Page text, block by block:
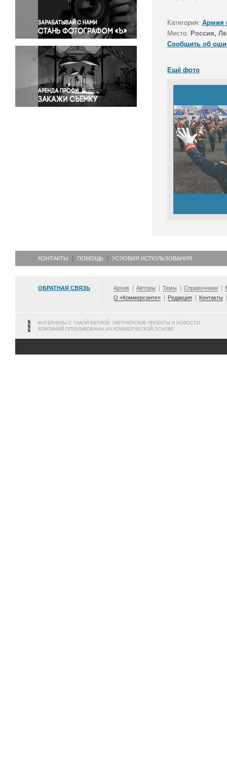
Правосудие
Происшествия и конфликты
Религия
Светская жизнь
Спорт
Экология
Экономика и бизнес
Категория: Армия
Место: Россия,
Сообщить об
Ещё фото
КОНТАКТЫ ПОМОЩЬ УСЛОВИЯ ИСПОЛЬЗОВАНИЯ
ОБРАТНАЯ СВЯЗЬ Архив Авторы Темы Справочники
О «Коммерсанте»
Редакция Контакты
МАТЕРИАЛЫ С ТАКОЙ МЕТКОЙ, ПАРТНЕРСКИЕ ПРОЕКТЫ И НОВОСТИ
КОМПАНИЙ ОПУБЛИКОВАНЫ НА КОММЕРЧЕСКОЙ ОСНОВЕ